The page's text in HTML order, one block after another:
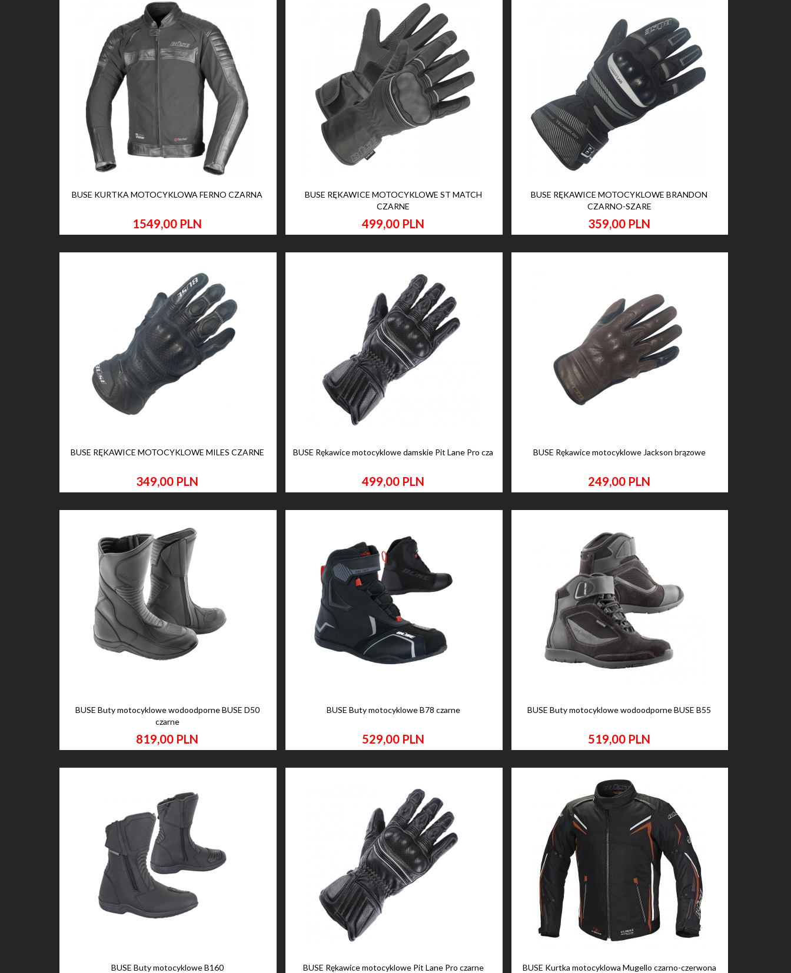
BUSE KURTKA MOTOCYKLOWA FERNO CZARNA
1549,00 PLN
BUSE RĘKAWICE MOTOCYKLOWE ST MATCH
CZARNE
499,00 PLN
BUSE RĘKAWICE MOTOCYKLOWE BRANDON
CZARNO-SZARE
359,00 PLN
BUSE RĘKAWICE MOTOCYKLOWE MILES CZARNE
349,00 PLN
BUSE Rękawice motocyklowe damskie Pit Lane Pro cza
499,00 PLN
BUSE Rękawice motocyklowe Jackson brązowe
249,00 PLN
BUSE Buty motocyklowe wodoodporne BUSE D50
czarne
819,00 PLN
BUSE Buty motocyklowe B78 czarne
529,00 PLN
BUSE Buty motocyklowe wodoodporne BUSE B55
519,00 PLN
BUSE Buty motocyklowe B160 BUSE Rękawice motocyklowe Pit Lane Pro czarne BUSE Kurtka motocyklowa Mugello czarno-czerwona